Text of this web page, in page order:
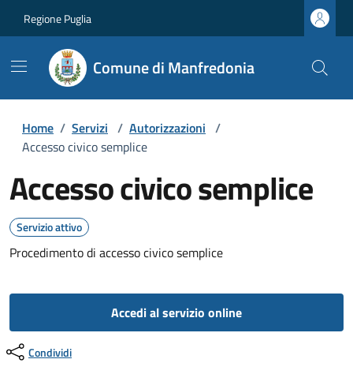
Regione Puglia
Comune di Manfredonia
Home / Servizi / Autorizzazioni /
Accesso civico semplice
Accesso civico semplice
Servizio attivo
Procedimento di accesso civico semplice
Accedi al servizio online
Condividi